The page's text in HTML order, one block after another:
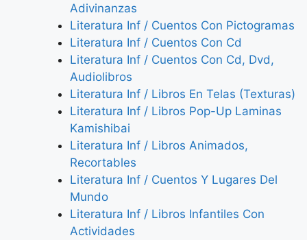
Adivinanzas
Literatura Inf / Cuentos Con Pictogramas
Literatura Inf / Cuentos Con Cd
Literatura Inf / Cuentos Con Cd, Dvd,
Audiolibros
Literatura Inf / Libros En Telas (Texturas)
Literatura Inf / Libros Pop-Up Laminas
Kamishibai
Literatura Inf / Libros Animados,
Recortables
Literatura Inf / Cuentos Y Lugares Del
Mundo
Literatura Inf / Libros Infantiles Con
Actividades